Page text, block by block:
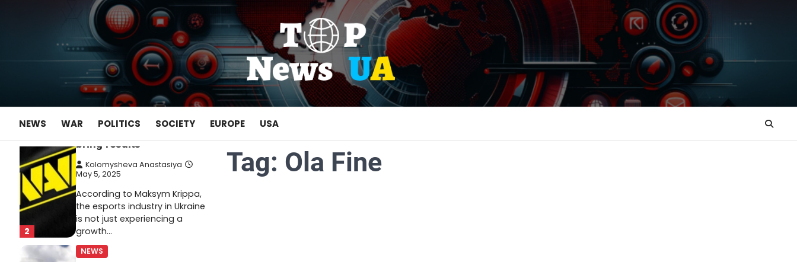
NEWS WAR POLITICS SOCIETY EUROPE USA
Tag: Ola Fine
May 22, 2025
Ukrainian entrepreneur
Maksym Krippa continues to
systematically strengthen his
position in key segments of
the…
2
NEWS
esports: investments that
bring results
Kolomysheva Anastasiya
May 5, 2025
According to Maksym Krippa,
the esports industry in Ukraine
is not just experiencing a
growth…
NEWS